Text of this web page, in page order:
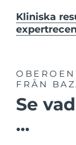
Kliniska
FRÅN
Se
...